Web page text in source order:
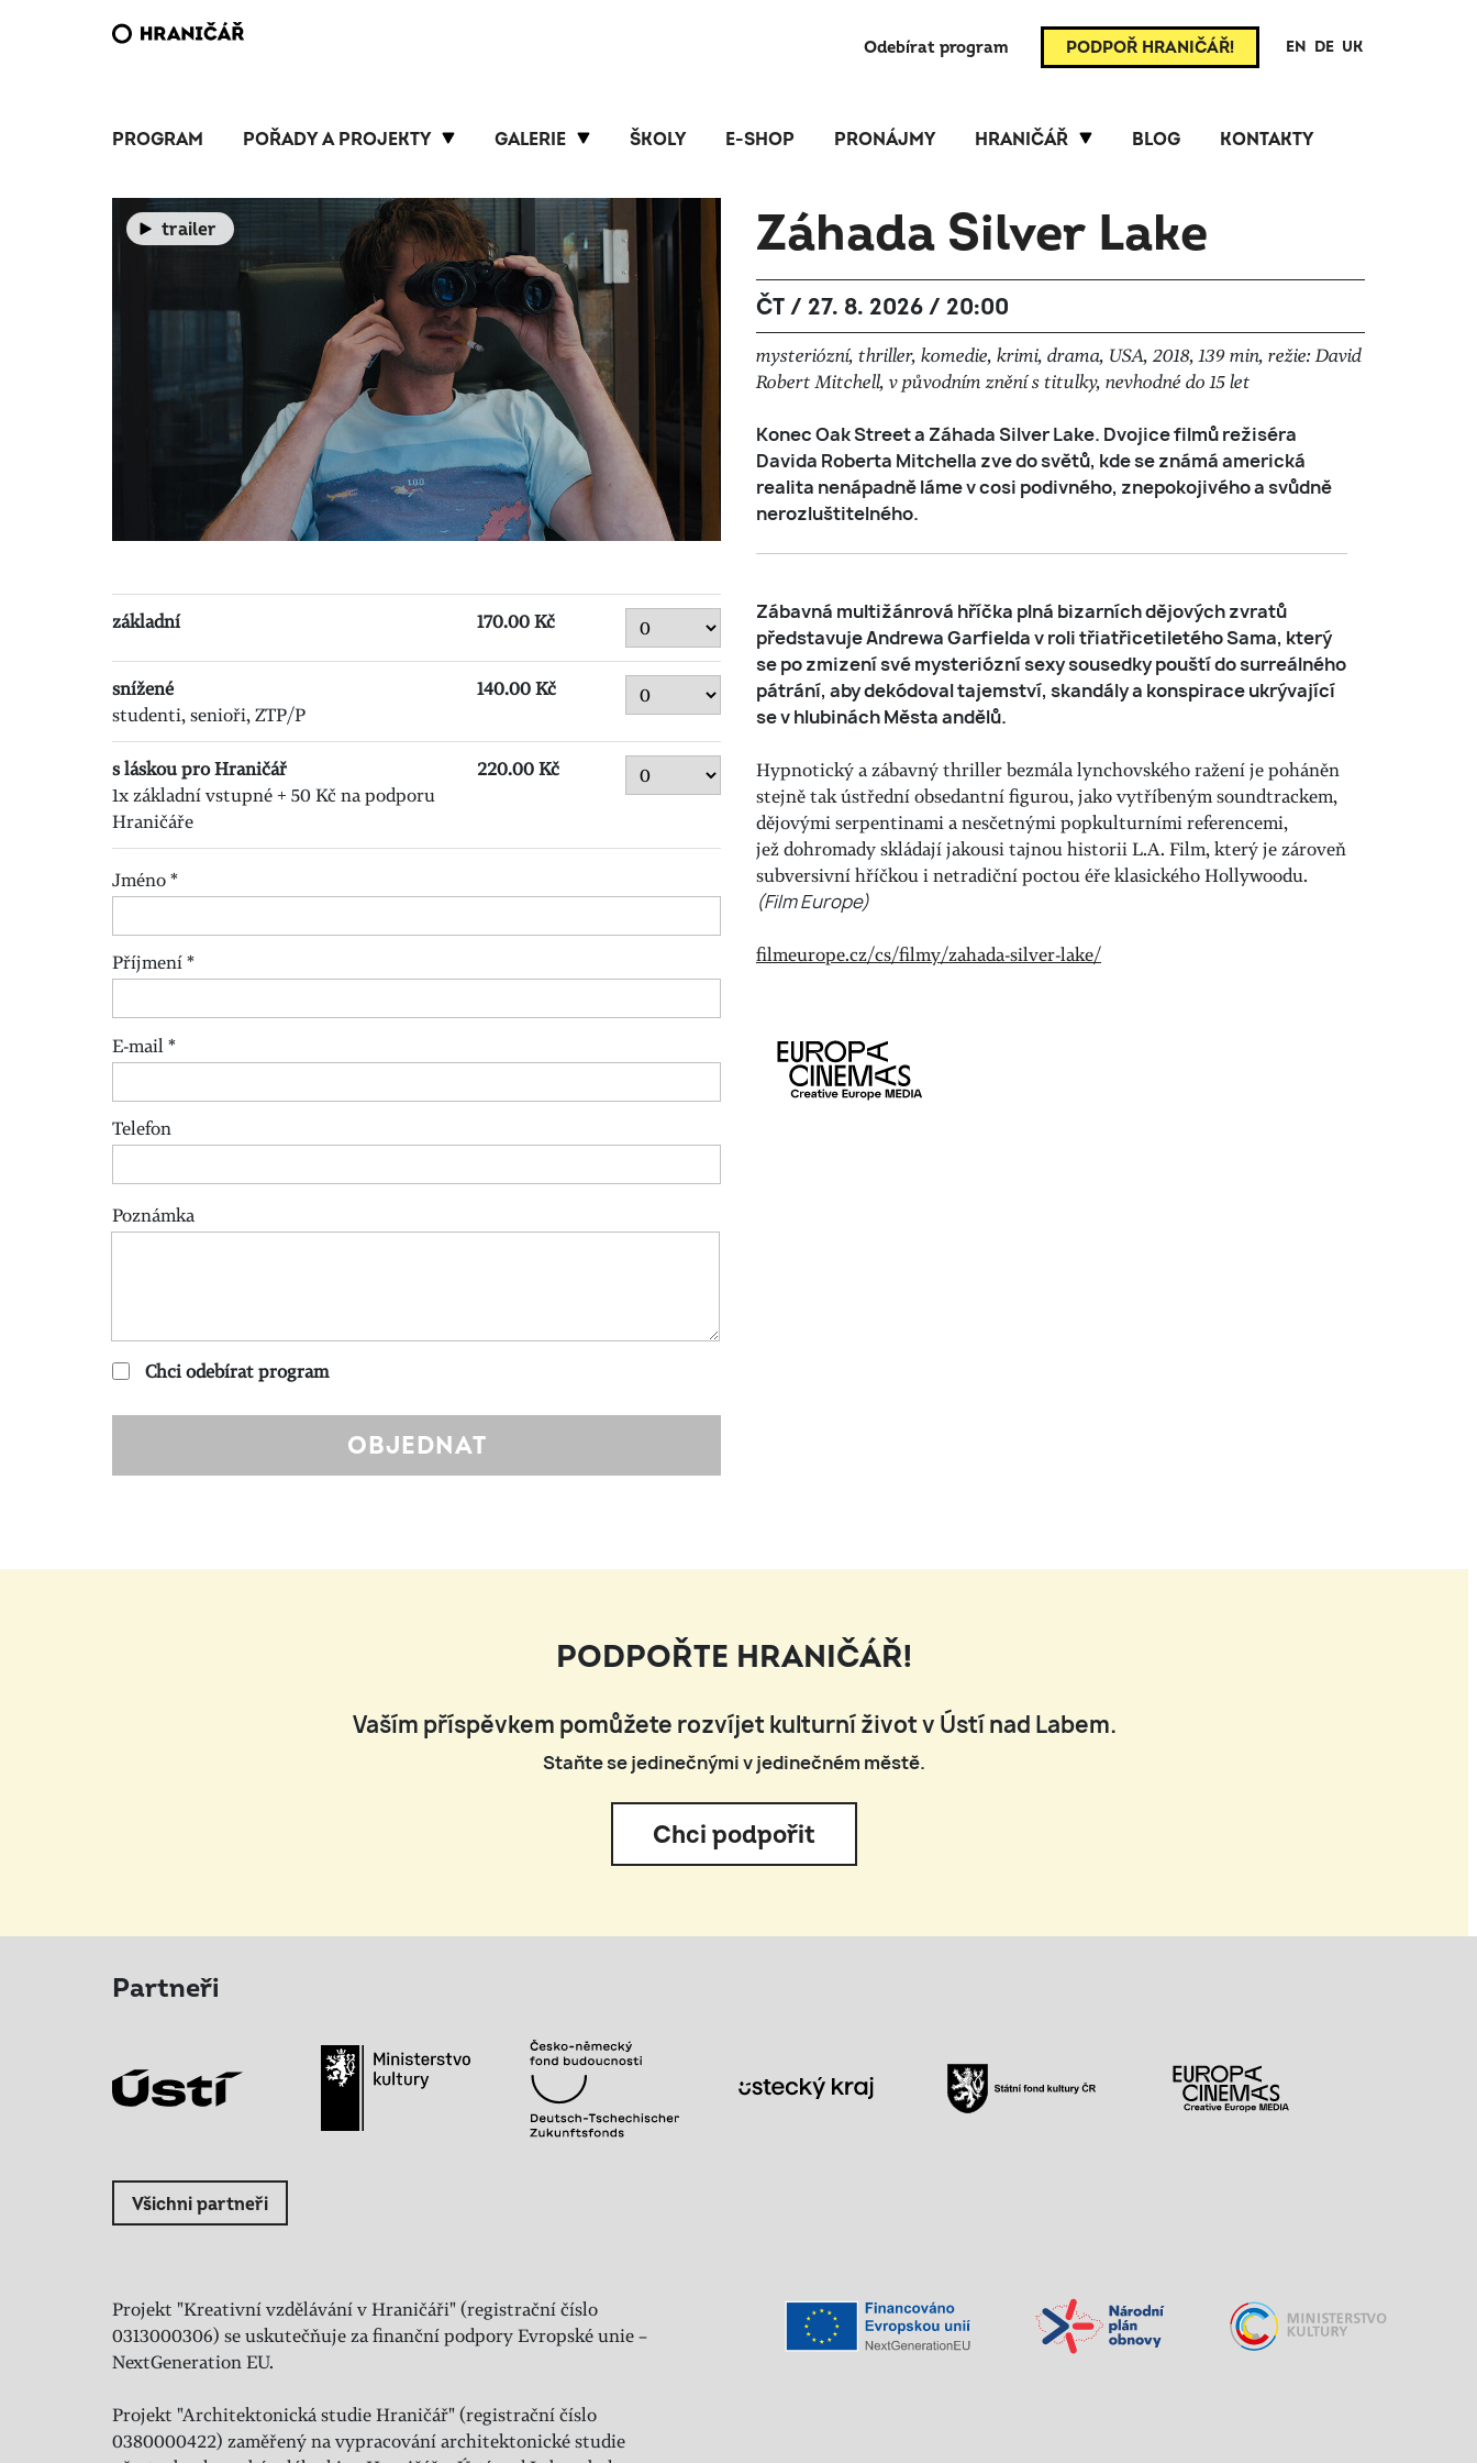
Odebírat program PODPOŘ HRANIČÁŘ! EN DE UK
PROGRAM POŘADY A PROJEKTY GALERIE ŠKOLY E-SHOP PRONÁJMY HRANIČÁŘ BLOG KONTAKTY
trailer Záhada Silver Lake
ČT / 27. 8. 2026 / 20:00
mysteriózní, thriller, komedie, krimi, drama, USA, 2018, 139 min, režie: David
Robert Mitchell, v původním znění s titulky, nevhodné do 15 let
Konec Oak Street a Záhada Silver Lake. Dvojice filmů režiséra
Davida Roberta Mitchella zve do světů, kde se známá americká
realita nenápadně láme v cosi podivného, znepokojivého a svůdně
nerozluštitelného.
Zábavná multižánrová hříčka plná bizarních dějových zvratů
představuje Andrewa Garfielda v roli třiatřicetiletého Sama, který
se po zmizení své mysteriózní sexy sousedky pouští do surreálného
pátrání, aby dekódoval tajemství, skandály a konspirace ukrývající
se v hlubinách Města andělů.
Hypnotický a zábavný thriller bezmála lynchovského ražení je poháněn
stejně tak ústřední obsedantní figurou, jako vytříbeným soundtrackem,
dějovými serpentinami a nesčetnými popkulturními referencemi,
jež dohromady skládají jakousi tajnou historii L.A. Film, který je zároveň
subversivní hříčkou i netradiční poctou éře klasického Hollywoodu.
(Film Europe)
filmeurope.cz/cs/filmy/zahada-silver-lake/
základní 170.00 Kč
snížené
studenti, senioři, ZTP/P
140.00 Kč
s láskou pro Hraničář
1x základní vstupné + 50 Kč na podporu
Hraničáře
220.00 Kč
Jméno*
Příjmení*
E-mail*
Telefon
Poznámka
Chci odebírat program
PODPOŘTE HRANIČÁŘ!
Vaším příspěvkem pomůžete rozvíjet kulturní život v Ústí nad Labem.
Staňte se jedinečnými v jedinečném městě.
Chci podpořit
Partneři
Všichni partneři
Projekt "Kreativní vzdělávání v Hraničáři" (registrační číslo
0313000306) se uskutečňuje za finanční podpory Evropské unie –
NextGeneration EU.
Projekt "Architektonická studie Hraničář" (registrační číslo
0380000422) zaměřený na vypracování architektonické studie